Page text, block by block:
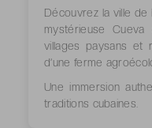
Découvrez la ville de
mystérieuse
villages paysans et
d’une ferme
Une immersion
traditions cubaines.